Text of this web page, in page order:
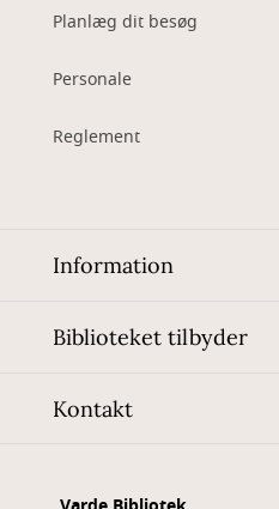
Planlæg dit besøg
Personale
Reglement
Information
Biblioteket tilbyder
Kontakt